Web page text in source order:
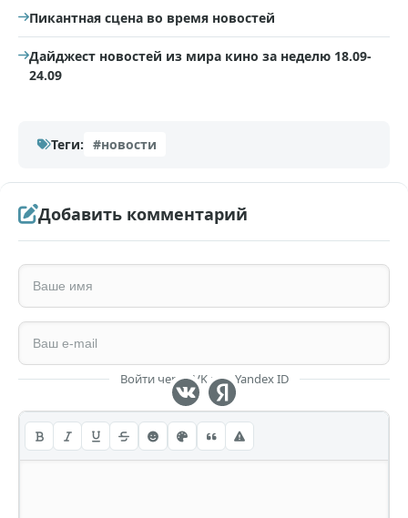
Пикантная сцена во время новостей
Дайджест новостей из мира кино за неделю 18.09-
24.09
Теги: #новости
Добавить комментарий
Войти через VK или Yandex ID